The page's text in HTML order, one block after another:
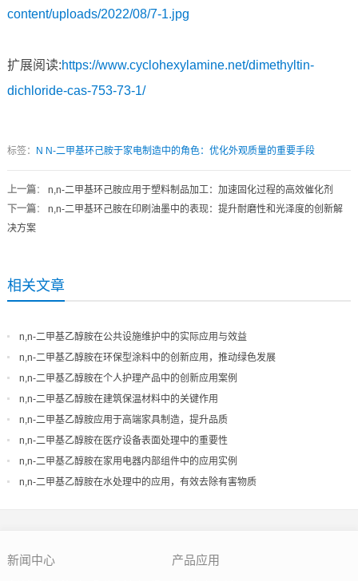
content/uploads/2022/08/7-1.jpg
扩展阅读:https://www.cyclohexylamine.net/dimethyltin-
dichloride-cas-753-73-1/
标签： N N-二甲基环己胺于家电制造中的角色：优化外观质量的重要手段
上一篇： n,n-二甲基环己胺应用于塑料制品加工：加速固化过程的高效催化剂
下一篇： n,n-二甲基环己胺在印刷油墨中的表现：提升耐磨性和光泽度的创新解
决方案
相关文章
n,n-二甲基乙醇胺在公共设施维护中的实际应用与效益
n,n-二甲基乙醇胺在环保型涂料中的创新应用，推动绿色发展
n,n-二甲基乙醇胺在个人护理产品中的创新应用案例
n,n-二甲基乙醇胺在建筑保温材料中的关键作用
n,n-二甲基乙醇胺应用于高端家具制造，提升品质
n,n-二甲基乙醇胺在医疗设备表面处理中的重要性
n,n-二甲基乙醇胺在家用电器内部组件中的应用实例
n,n-二甲基乙醇胺在水处理中的应用，有效去除有害物质
新闻中心 产品应用